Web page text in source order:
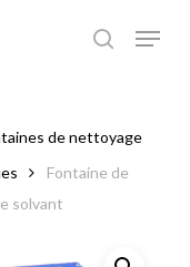
de nettoyage
Fontaine de
solvant